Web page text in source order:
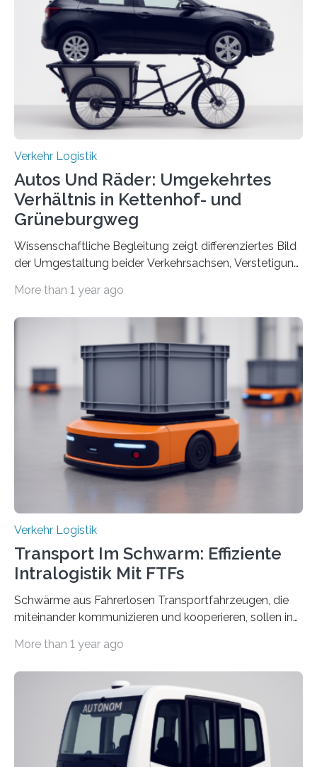
Studie ist in der Zeitschrift Transportation Research
Part A: Policy and Practice vom 5. August 2025 online
veröffentlicht. Die deutschen Autobahnen sind…
Verkehr Logistik
Autos Und Räder: Umgekehrtes
Verhältnis in Kettenhof- und
Grüneburgweg
Wissenschaftliche Begleitung zeigt differenziertes Bild
der Umgestaltung beider Verkehrsachsen, Verstetigung
fördern sowie die Wohn- und Aufenthaltsqualität zu
an der Achse Kettenhofweg/Robert-Mayer-Straße
durch. Wie diese angenommen werden und was sie
bewirken, haben Forscher*innen der Frankfurt University
of Applied Sciences (Frankfurt UAS) untersucht und
ziehen insgesamt eine positive Bilanz. Gemeinsam mit
Vertreter*innen der Stadt Frankfurt stellten sie am 15.
Mai 2025…
More than 1 year ago
Verkehr Logistik
Transport Im Schwarm: Effiziente
Intralogistik Mit FTFs
Schwärme aus Fahrerlosen Transportfahrzeugen, die
miteinander kommunizieren und kooperieren, sollen in
An dieser innovativen Idee arbeiten Forschende aus
das Fraunhofer Institut für Integrierte Schaltungen IIS
die kommunikationstechnische Umsetzung erforscht,
untersucht das IPH – Institut für Integrierte Produktion
Hannover gGmbH anhand von
Materialflusssimulationen, ob die dezentrale Steuerung
More than 1 year ago